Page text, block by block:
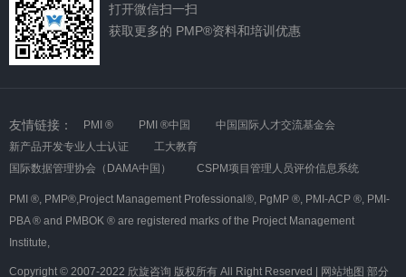
打开微信扫一扫
获取更多的 PMP®资料和培训优惠
友情链接： PMI ® PMI ®中国
中国国际人才交流基金会
新产品开发专业人士认证
工大教育
国际数据管理协会（DAMA中国）
CSPM项目管理人员评价信息系统
PMI ®, PMP®,Project Management Professional®, PgMP ®, PMI-ACP ®, PMI-
PBA ® and PMBOK ® are registered marks of the Project Management
Institute,
Copyright © 2007-2022 欣旋咨询 版权所有 All Right Reserved | 网站地图 部分